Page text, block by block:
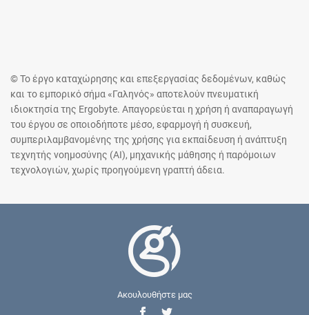
© Το έργο καταχώρησης και επεξεργασίας δεδομένων, καθώς
και το εμπορικό σήμα «Γαληνός» αποτελούν πνευματική
ιδιοκτησία της Ergobyte. Απαγορεύεται η χρήση ή αναπαραγωγή
του έργου σε οποιοδήποτε μέσο, εφαρμογή ή συσκευή,
συμπεριλαμβανομένης της χρήσης για εκπαίδευση ή ανάπτυξη
τεχνητής νοημοσύνης (AI), μηχανικής μάθησης ή παρόμοιων
τεχνολογιών, χωρίς προηγούμενη γραπτή άδεια.
Ακουλουθήστε μας